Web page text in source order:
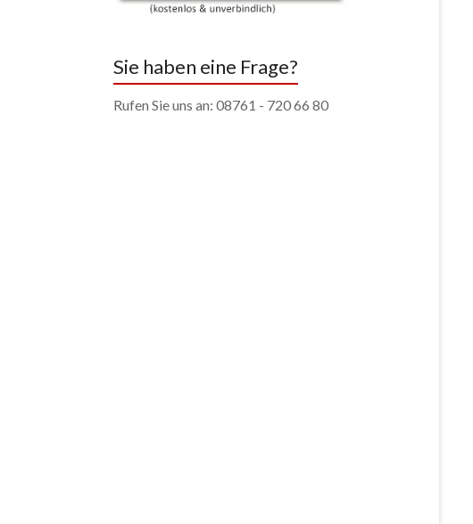
Sie haben eine Frage?
Rufen Sie uns an: 08761 - 720 66 80